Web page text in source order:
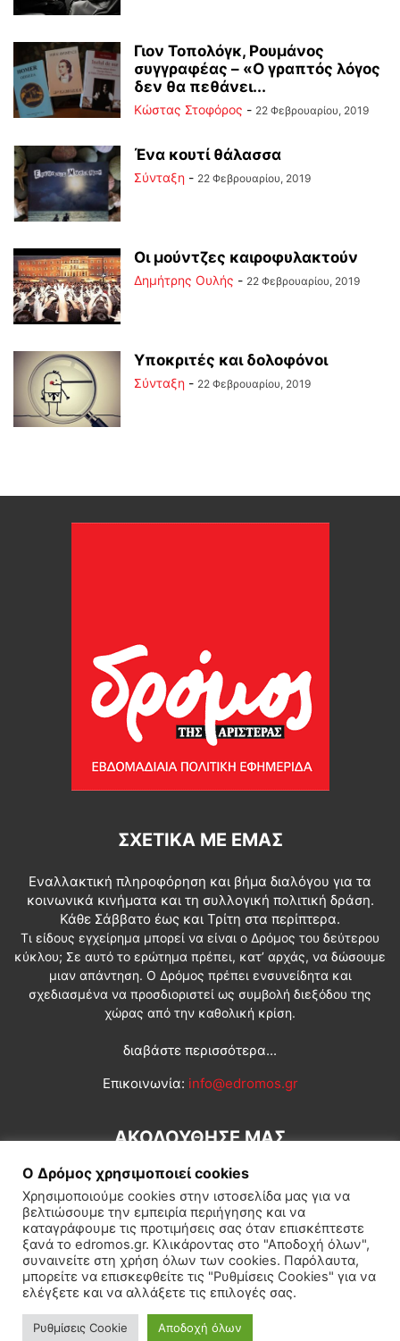
Γιον Τοπολόγκ, Ρουμάνος
συγγραφέας – «Ο γραπτός λόγος
δεν θα πεθάνει...
Κώστας Στοφόρος - 22 Φεβρουαρίου, 2019
Ένα κουτί θάλασσα
Σύνταξη - 22 Φεβρουαρίου, 2019
Οι μούντζες καιροφυλακτούν
Δημήτρης Ουλής - 22 Φεβρουαρίου, 2019
Υποκριτές και δολοφόνοι
Σύνταξη - 22 Φεβρουαρίου, 2019
ΣΧΕΤΙΚΆ ΜΕ ΕΜΆΣ
Εναλλακτική πληροφόρηση και βήμα διαλόγου για τα
κοινωνικά κινήματα και τη συλλογική πολιτική δράση.
Κάθε Σάββατο έως και Τρίτη στα περίπτερα.
Τι είδους εγχείρημα μπορεί να είναι ο Δρόμος του δεύτερου
κύκλου; Σε αυτό το ερώτημα πρέπει, κατ’ αρχάς, να δώσουμε
μιαν απάντηση. Ο Δρόμος πρέπει ενσυνείδητα και
σχεδιασμένα να προσδιοριστεί ως συμβολή διεξόδου της
χώρας από την καθολική κρίση.
διαβάστε περισσότερα...
Επικοινωνία: info@edromos.gr
ΑΚΟΛΟΥΘΗΣΕ ΜΑΣ
Εγγραφή συνδρομητή Πολιτική Διεθνή Κοινωνία
Πολιτισμός Αφιερώματα
Ο Δρόμος χρησιμοποιεί cookies
Χρησιμοποιούμε cookies στην ιστοσελίδα μας για να
βελτιώσουμε την εμπειρία περιήγησης και να
καταγράφουμε τις προτιμήσεις σας όταν επισκέπτεστε
ξανά το edromos.gr. Κλικάροντας στο "Αποδοχή όλων",
συναινείτε στη χρήση όλων των cookies. Παρόλαυτα,
μπορείτε να επισκεφθείτε τις "Ρυθμίσεις Cookies" για να
ελέγξετε και να αλλάξετε τις επιλογές σας.
Ρυθμίσεις Cookie Αποδοχή όλων